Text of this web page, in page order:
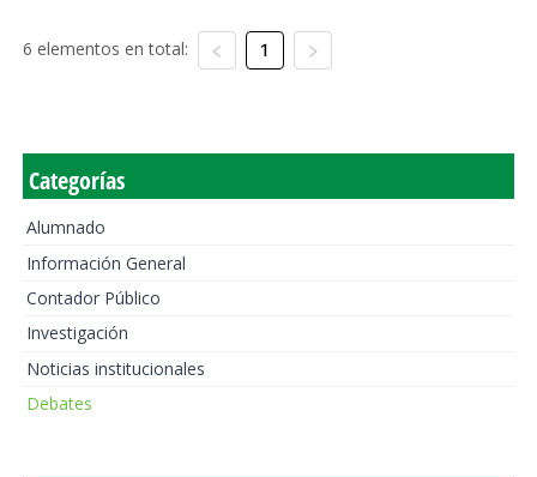
6 elementos en total: 1
Categorías
Alumnado
Información General
Contador Público
Investigación
Noticias institucionales
Debates